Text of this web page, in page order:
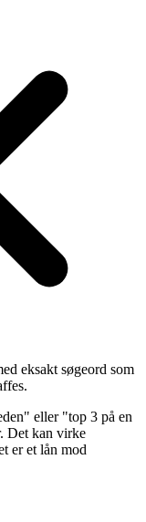
eksakt søgeord som
eller "top 3 på en
Det kan virke
er et lån mod